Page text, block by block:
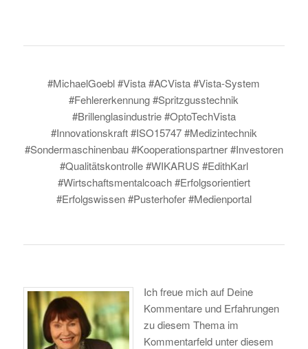
#MichaelGoebl #Vista #ACVista #Vista-System
#Fehlererkennung #Spritzgusstechnik
#Brillenglasindustrie #OptoTechVista
#Innovationskraft #ISO15747 #Medizintechnik
#Sondermaschinenbau #Kooperationspartner #Investoren
#Qualitätskontrolle #WIKARUS #EdithKarl
#Wirtschaftsmentalcoach #Erfolgsorientiert
#Erfolgswissen #Pusterhofer #Medienportal
Ich freue mich auf Deine
Kommentare und Erfahrungen
zu diesem Thema im
Kommentarfeld unter diesem